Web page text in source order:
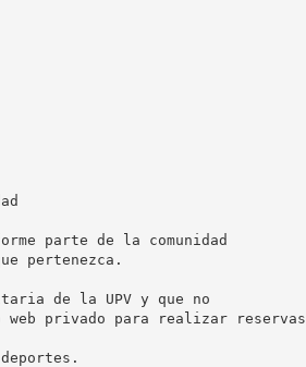
parte de la comunidad
pertenezca.
de la UPV y que no
privado para realizar reservas